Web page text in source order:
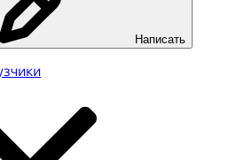
Написать